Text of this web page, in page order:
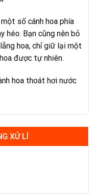
số cánh hoa phía
héo. Bạn cũng nên bỏ
hoa, chỉ giữ lại một
được tự nhiên.
hoa thoát hơi nước
XỬ LÍ